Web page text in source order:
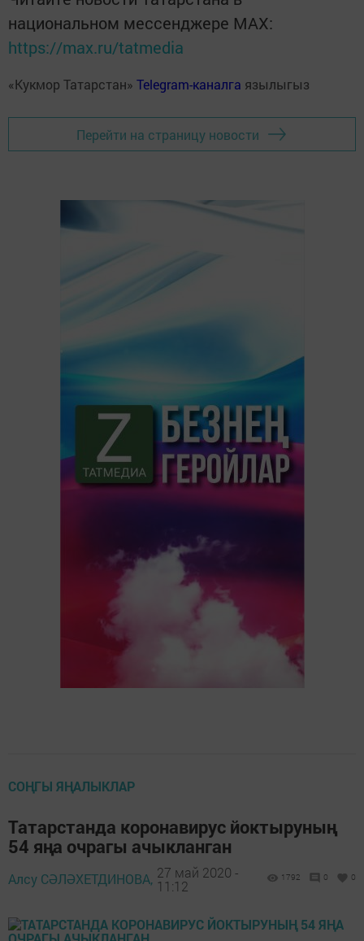
национальном мессенджере MАХ:
https://max.ru/tatmedia
«Кукмор Татарстан» Telegram-каналга язылыгыз
Перейти на страницу новости
СОҢГЫ ЯҢАЛЫКЛАР
Татарстанда коронавирус йоктыруның
54 яңа очрагы ачыкланган
Алсу СӘЛӘХЕТДИНОВА, 27 май 2020 -
11:12
1792 0 0